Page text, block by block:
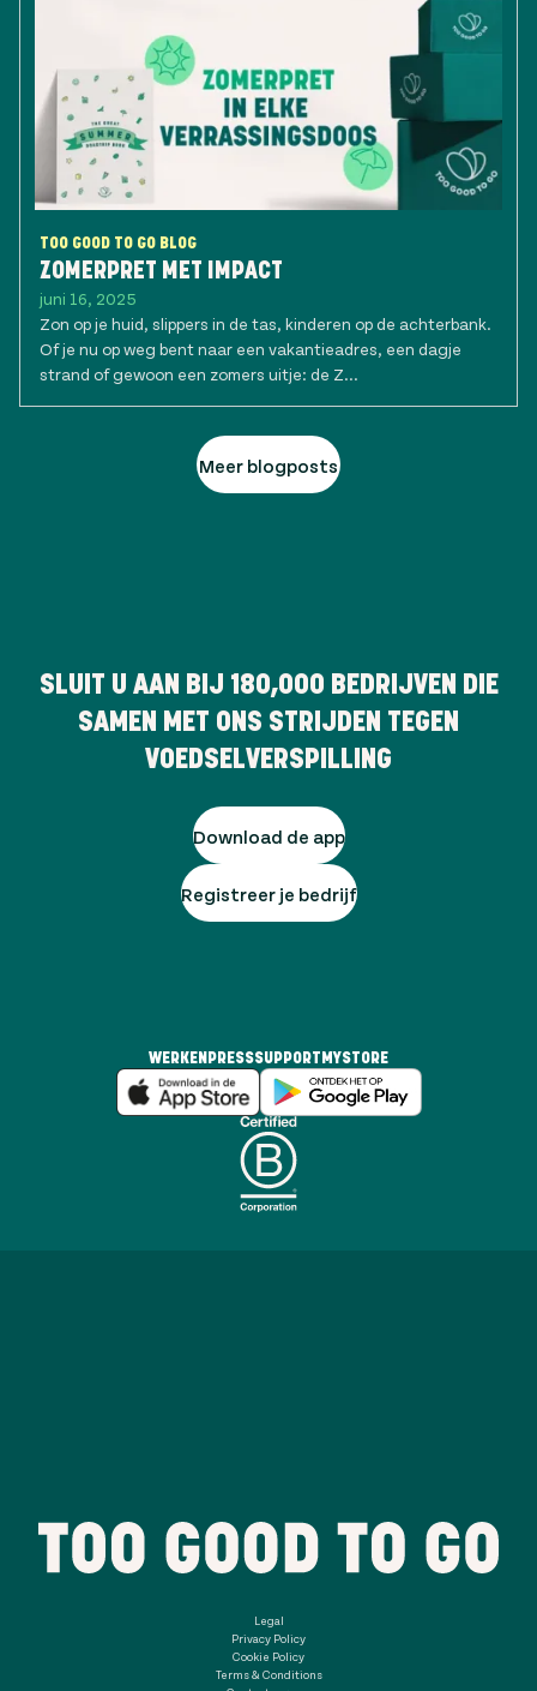
TOO GOOD TO GO BLOG
ZOMERPRET MET IMPACT
juni 16, 2025
Zon op je huid, slippers in de tas, kinderen op de achterbank.
Of je nu op weg bent naar een vakantieadres, een dagje
strand of gewoon een zomers uitje: de Z...
Meer blogposts
SLUIT U AAN BIJ 180,000 BEDRIJVEN DIE
SAMEN MET ONS STRIJDEN TEGEN
VOEDSELVERSPILLING
Download de app
Registreer je bedrijf
WERKEN PRESSSUPPORT MYSTORE
Legal
Privacy Policy
Cookie Policy
Terms & Conditions